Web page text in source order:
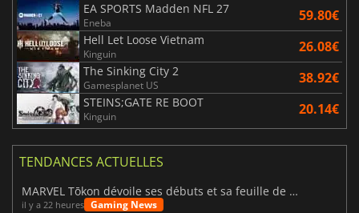
EA SPORTS Madden NFL 27
Eneba 59.80€
Hell Let Loose Vietnam
Kinguin 26.08€
The Sinking City 2
Gamesplanet US 38.92€
STEINS;GATE RE BOOT
Kinguin 20.14€
TENDANCES ACTUELLES
MARVEL Tōkon dévoile ses débuts et sa feuille de route
il y a 22 heures Gaming News